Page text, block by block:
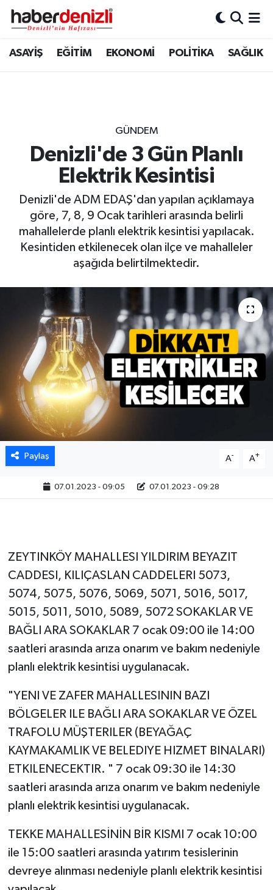
ASAYİŞ EĞİTİM EKONOMİ POLİTİKA SAĞLIK
GÜNDEM
Denizli'de 3 Gün Planlı
Elektrik Kesintisi
Denizli'de ADM EDAŞ'dan yapılan açıklamaya
göre, 7, 8, 9 Ocak tarihleri arasında belirli
mahallelerde planlı elektrik kesintisi yapılacak.
Kesintiden etkilenecek olan ilçe ve mahalleler
aşağıda belirtilmektedir.
Paylaş A- A+
07.01.2023 - 09:05 07.01.2023 - 09:28
ZEYTINKÖY MAHALLESI YILDIRIM BEYAZIT
CADDESI, KILIÇASLAN CADDELERI 5073,
5074, 5075, 5076, 5069, 5071, 5016, 5017,
5015, 5011, 5010, 5089, 5072 SOKAKLAR VE
BAĞLI ARA SOKAKLAR 7 ocak 09:00 ile 14:00
saatleri arasında arıza onarım ve bakım nedeniyle
planlı elektrik kesintisi uygulanacak.
"YENI VE ZAFER MAHALLESININ BAZI
BÖLGELER ILE BAĞLI ARA SOKAKLAR VE ÖZEL
TRAFOLU MÜŞTERILER (BEYAĞAÇ
KAYMAKAMLIK VE BELEDIYE HIZMET BINALARI)
ETKILENECEKTIR. " 7 ocak 09:30 ile 14:30
saatleri arasında arıza onarım ve bakım nedeniyle
planlı elektrik kesintisi uygulanacak.
TEKKE MAHALLESİNİN BİR KISMI 7 ocak 10:00
ile 15:00 saatleri arasında yatırım tesislerinin
devreye alınması nedeniyle planlı elektrik kesintisi
Denizli Nöbetçi Eczaneler
Tüm Manşetler
Son Dakika Haberleri
Haber Arşivi